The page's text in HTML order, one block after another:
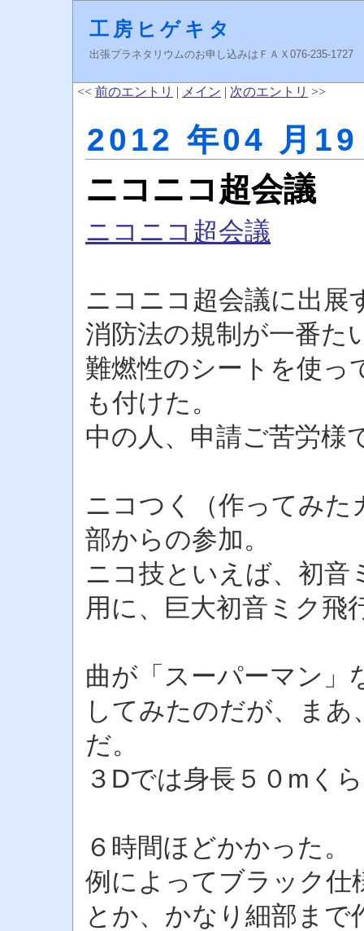
工房ヒゲキタ
出張プラネタリウムのお申し込みはＦＡＸ076-235-
<< 前のエントリ | メイン | 次のエントリ >>
2012 年04 月
ニコニコ超会議
ニコニコ超会議
ニコニコ超会議に出展
消防法の規制が一番た
難燃性のシートを使っ
も付けた。
中の人、申請ご苦労様
ニコつく（作ってみた
部からの参加。
ニコ技といえば、初音
用に、巨大初音ミク飛
曲が「スーパーマン」
してみたのだが、ま
だ。
３Dでは身長５０mく
６時間ほどかかった。
例によってブラック仕
とか、かなり細部まで